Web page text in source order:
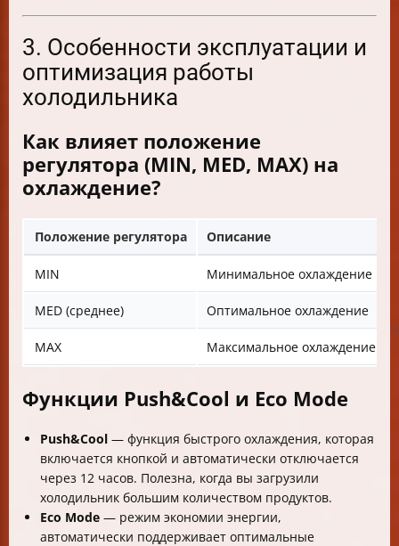
3. Особенности эксплуатации и
оптимизация работы
холодильника
Как влияет положение
регулятора (MIN, MED, MAX) на
охлаждение?
Положение регулятора Описание
MIN Минимальное охлаждение
MED (среднее) Оптимальное охлаждение
MAX Максимальное охлаждение
Функции Push&Cool и Eco Mode
Push&Cool — функция быстрого охлаждения, которая
включается кнопкой и автоматически отключается
через 12 часов. Полезна, когда вы загрузили
холодильник большим количеством продуктов.
Eco Mode — режим экономии энергии,
автоматически поддерживает оптимальные